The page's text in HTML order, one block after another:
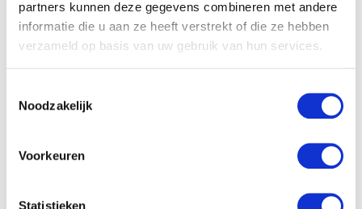
partners kunnen deze gegevens combineren met andere
informatie die u aan ze heeft verstrekt of die ze hebben
verzameld op basis van uw gebruik van hun services.
Noodzakelijk
Voorkeuren
Statistieken